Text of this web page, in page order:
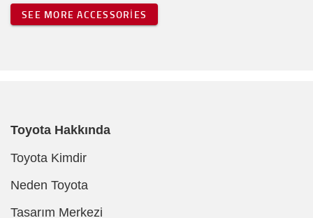
SEE MORE ACCESSORIES
Toyota Hakkında
Toyota Kimdir
Neden Toyota
Tasarım Merkezi